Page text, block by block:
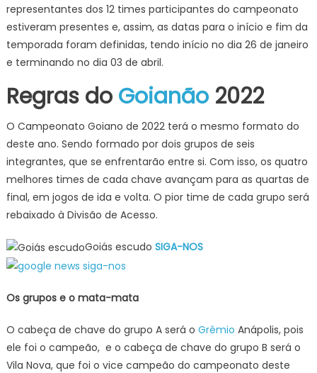
representantes dos 12 times participantes do campeonato
estiveram presentes e, assim, as datas para o início e fim da
temporada foram definidas, tendo início no dia 26 de janeiro
e terminando no dia 03 de abril.
Regras do Goianão2022
O Campeonato Goiano de 2022 terá o mesmo formato do
deste ano. Sendo formado por dois grupos de seis
integrantes, que se enfrentarão entre si. Com isso, os quatro
melhores times de cada chave avançam para as quartas de
final, em jogos de ida e volta. O pior time de cada grupo será
rebaixado à Divisão de Acesso.
Goiás escudo SIGA-NOS
Os grupos e o mata-mata
O cabeça de chave do grupo A será o Grêmio Anápolis, pois
ele foi o campeão, e o cabeça de chave do grupo B será o
Vila Nova, que foi o vice campeão do campeonato deste